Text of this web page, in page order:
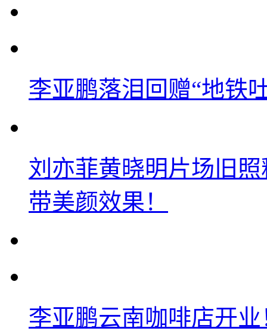
李亚鹏落泪回赠“地铁
刘亦菲黄晓明片场旧
带美颜效果！
李亚鹏云南咖啡店开